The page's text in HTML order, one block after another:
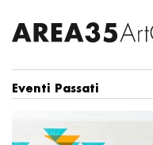
Eventi Passati